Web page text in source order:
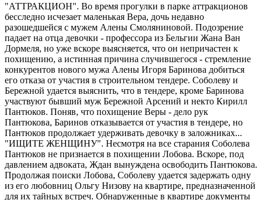
"АТТРАКЦИОН". Во время прогулки в парке аттракционов
бесследно исчезает маленькая Вера, дочь недавно
разошедшейся с мужем Алены Смоляниновой. Подозрение
падает на отца девочки - профессора из Бельгии Жана Ван
Дормеля, но уже вскоре выясняется, что он непричастен к
похищению, а истинная причина случившегося - стремление
конкурентов нового мужа Алены Игоря Баринова добиться
его отказа от участия в строительном тендере. Соболеву и
Бережной удается выяснить, что в тендере, кроме Баринова
участвуют бывший муж Бережной Арсений и некто Кирилл
Пантюков. Поняв, что похищение Веры - дело рук
Пантюкова, Баринов отказывается от участия в тендере, но
Пантюков продолжает удерживать девочку в заложниках...
"ИЩИТЕ ЖЕНЩИНУ". Несмотря на все старания Соболева
Пантюков не признается в похищении Лобова. Вскоре, под
давлением адвоката, Ждан вынуждена освободить Пантюкова.
Продолжая поиски Лобова, Соболеву удается задержать одну
из его любовниц Ольгу Низову на квартире, предназначенной
для их тайных встреч. Обнаруженные в квартире документы